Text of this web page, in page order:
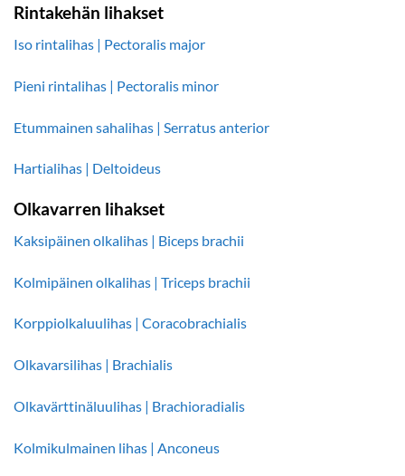
Rintakehän lihakset
Iso rintalihas | Pectoralis major
Pieni rintalihas | Pectoralis minor
Etummainen sahalihas | Serratus anterior
Hartialihas | Deltoideus
Olkavarren lihakset
Kaksipäinen olkalihas | Biceps brachii
Kolmipäinen olkalihas | Triceps brachii
Korppiolkaluulihas | Coracobrachialis
Olkavarsilihas | Brachialis
Olkavärttinäluulihas | Brachioradialis
Kolmikulmainen lihas | Anconeus